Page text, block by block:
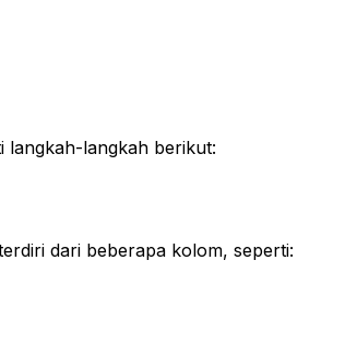
langkah-langkah berikut:
dari beberapa kolom, seperti: